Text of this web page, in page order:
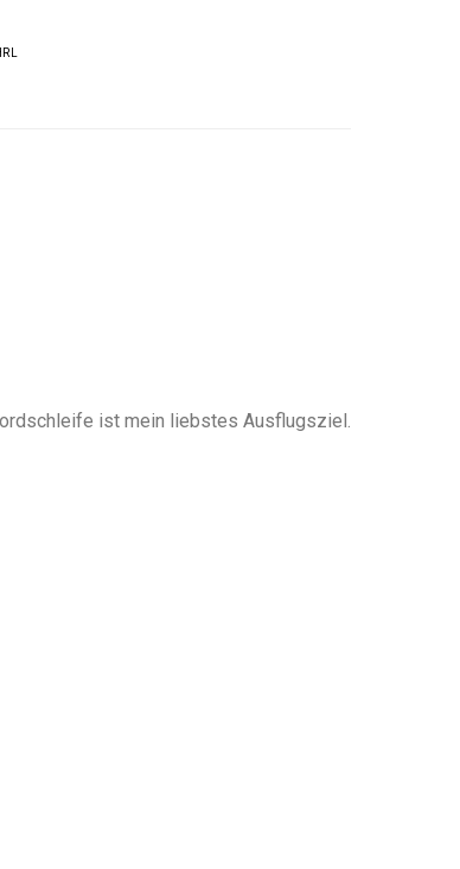
ist mein liebstes Ausflugsziel.